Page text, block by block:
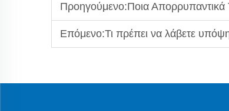
Προηγούμενο:Ποια Απορρυπαντικά
Επόμενο:Τι πρέπει να λάβετε